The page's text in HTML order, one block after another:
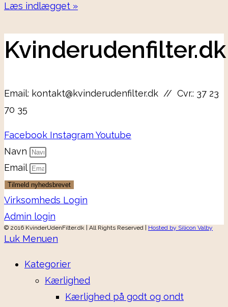
Læs indlægget »
Kvinderudenfilter.dk
Email: kontakt@kvinderudenfilter.dk // Cvr.: 37 23
70 35
Facebook Instagram Youtube
Navn
Email
Tilmeld nyhedsbrevet
Virksomheds Login
Admin login
© 2016 KvinderUdenFilter.dk | All Rights Reserved | Hosted by Silicon Valby
Luk Menuen
Kategorier
Kærlighed
Kærlighed på godt og ondt